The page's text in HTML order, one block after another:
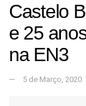
Castelo
e 25
na EN3
5 de Março, 2020